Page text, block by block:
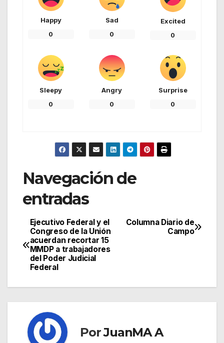
Happy
0
Sad
0
Excited
0
Sleepy
0
Angry
0
Surprise
0
Navegación de
entradas
Columna Diario de
Campo
Ejecutivo Federal y el
Congreso de la Unión
acuerdan recortar 15
MMDP a trabajadores
del Poder Judicial
Federal
PorJuanMA A